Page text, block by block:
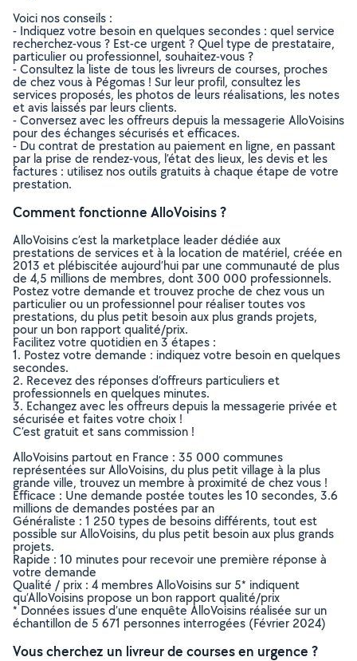
Voici nos conseils :
- Indiquez votre besoin en quelques secondes : quel service
recherchez-vous ? Est-ce urgent ? Quel type de prestataire,
particulier ou professionnel, souhaitez-vous ?
- Consultez la liste de tous les livreurs de courses, proches
de chez vous à Pégomas ! Sur leur profil, consultez les
services proposés, les photos de leurs réalisations, les notes
et avis laissés par leurs clients.
- Conversez avec les offreurs depuis la messagerie AlloVoisins
pour des échanges sécurisés et efficaces.
- Du contrat de prestation au paiement en ligne, en passant
par la prise de rendez-vous, l’état des lieux, les devis et les
factures : utilisez nos outils gratuits à chaque étape de votre
prestation.
Comment fonctionne AlloVoisins ?
AlloVoisins c’est la marketplace leader dédiée aux
prestations de services et à la location de matériel, créée en
2013 et plébiscitée aujourd’hui par une communauté de plus
de 4,5 millions de membres, dont 300 000 professionnels.
Postez votre demande et trouvez proche de chez vous un
particulier ou un professionnel pour réaliser toutes vos
prestations, du plus petit besoin aux plus grands projets,
pour un bon rapport qualité/prix.
Facilitez votre quotidien en 3 étapes :
1. Postez votre demande : indiquez votre besoin en quelques
secondes.
2. Recevez des réponses d’offreurs particuliers et
professionnels en quelques minutes.
3. Echangez avec les offreurs depuis la messagerie privée et
sécurisée et faites votre choix !
C’est gratuit et sans commission !
AlloVoisins partout en France : 35 000 communes
représentées sur AlloVoisins, du plus petit village à la plus
grande ville, trouvez un membre à proximité de chez vous !
Efficace : Une demande postée toutes les 10 secondes, 3.6
millions de demandes postées par an
Généraliste : 1 250 types de besoins différents, tout est
possible sur AlloVoisins, du plus petit besoin aux plus grands
projets.
Rapide : 10 minutes pour recevoir une première réponse à
votre demande
Qualité / prix : 4 membres AlloVoisins sur 5* indiquent
qu’AlloVoisins propose un bon rapport qualité/prix
* Données issues d’une enquête AlloVoisins réalisée sur un
échantillon de 5 671 personnes interrogées (Février 2024)
Vous cherchez un livreur de courses en urgence ?